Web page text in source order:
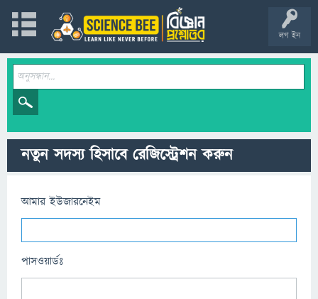
লগ ইন
নতুন সদস্য হিসাবে রেজিস্ট্রেশন করুন
আমার ইউজারনেইম
পাসওয়ার্ডঃ